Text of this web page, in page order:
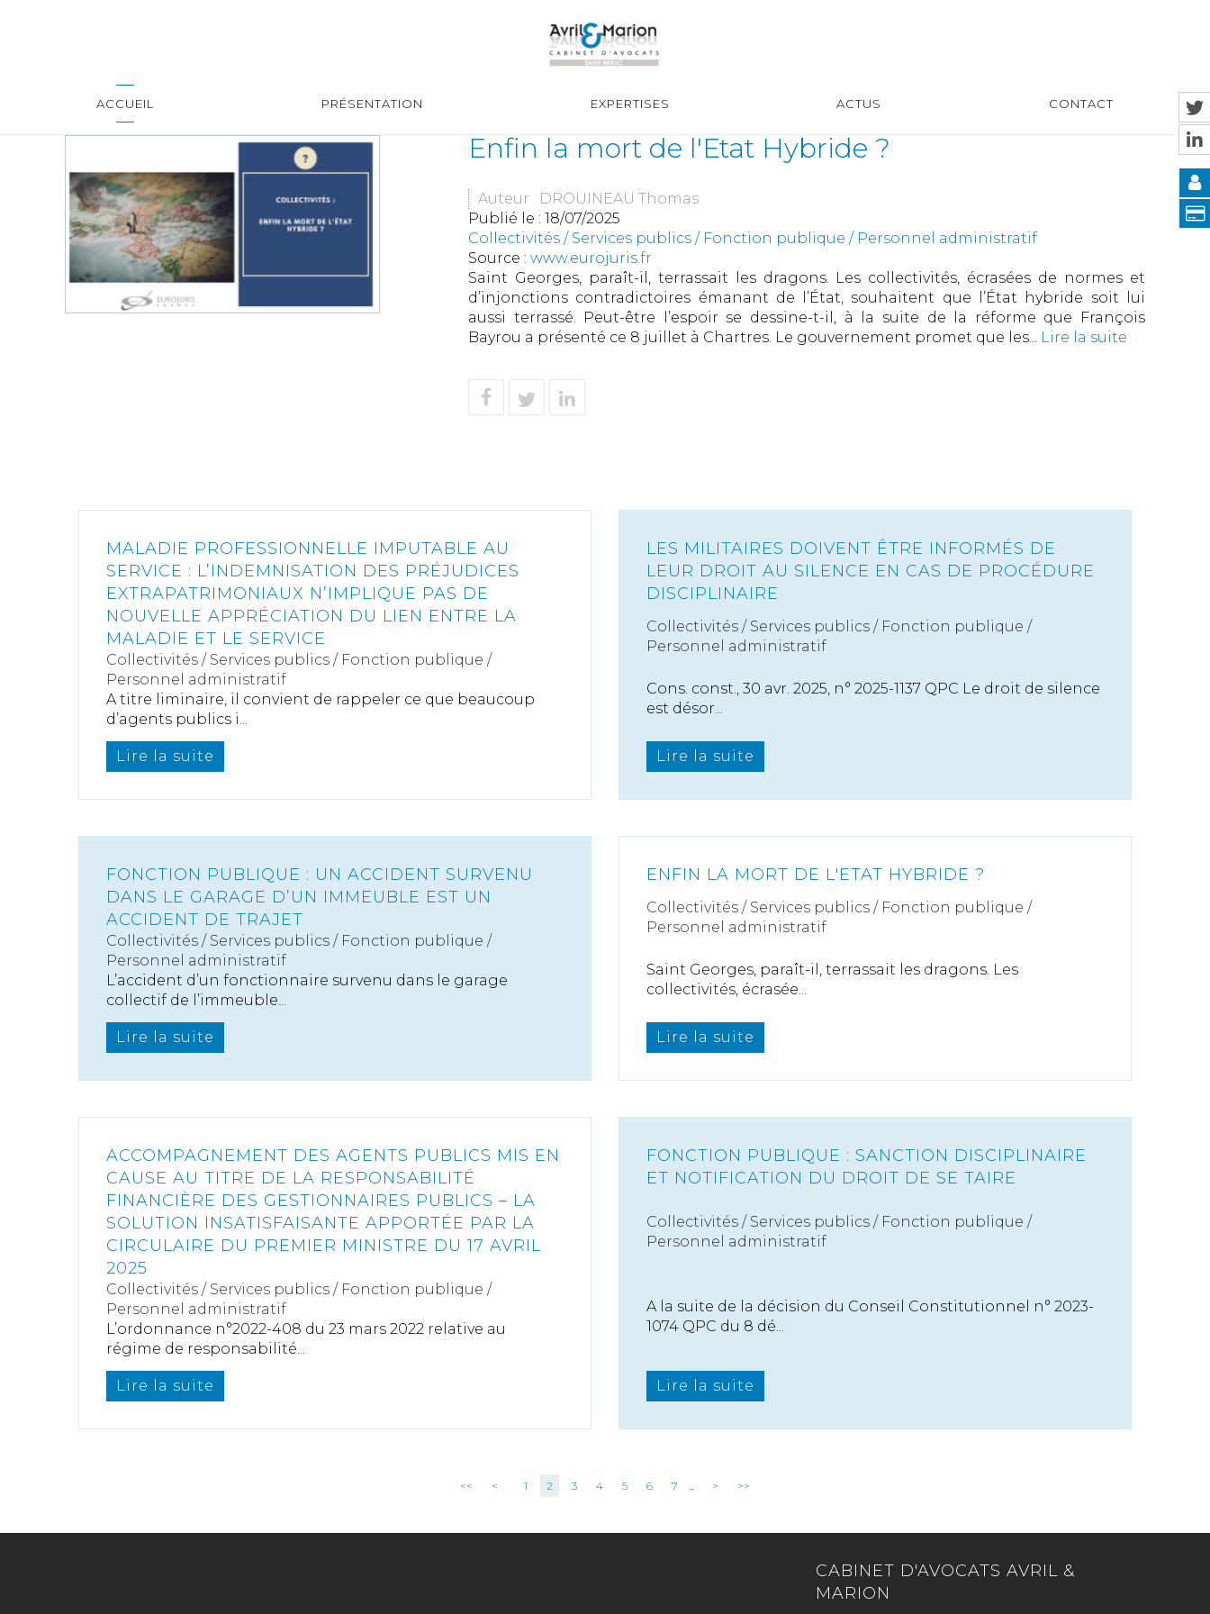
ACCUEIL PRÉSENTATION EXPERTISES ACTUS CONTACT
Enfin la mort de l'Etat Hybride ?
Auteur : DROUINEAU Thomas
Publié le : 18/07/2025
Collectivités / Services publics / Fonction publique / Personnel administratif
Source : www.eurojuris.fr
Saint Georges, paraît-il, terrassait les dragons. Les collectivités, écrasées de normes et
d’injonctions contradictoires émanant de l’État, souhaitent que l’État hybride soit lui
aussi terrassé. Peut-être l’espoir se dessine-t-il, à la suite de la réforme que François
Bayrou a présenté ce 8 juillet à Chartres. Le gouvernement promet que les... Lire la suite
MALADIE PROFESSIONNELLE IMPUTABLE AU
SERVICE : L’INDEMNISATION DES PRÉJUDICES
EXTRAPATRIMONIAUX N’IMPLIQUE PAS DE
NOUVELLE APPRÉCIATION DU LIEN ENTRE LA
MALADIE ET LE SERVICE
Collectivités / Services publics / Fonction publique /
Personnel administratif
A titre liminaire, il convient de rappeler ce que beaucoup
d’agents publics i...
Lire la suite
LES MILITAIRES DOIVENT ÊTRE INFORMÉS DE
LEUR DROIT AU SILENCE EN CAS DE PROCÉDURE
DISCIPLINAIRE
Collectivités / Services publics / Fonction publique /
Personnel administratif
Cons. const., 30 avr. 2025, n° 2025-1137 QPC Le droit de silence
est désor...
Lire la suite
FONCTION PUBLIQUE : UN ACCIDENT SURVENU
DANS LE GARAGE D’UN IMMEUBLE EST UN
ACCIDENT DE TRAJET
Collectivités / Services publics / Fonction publique /
Personnel administratif
L’accident d’un fonctionnaire survenu dans le garage
collectif de l’immeuble...
Lire la suite
ENFIN LA MORT DE L'ETAT HYBRIDE ?
Collectivités / Services publics / Fonction publique /
Personnel administratif
Saint Georges, paraît-il, terrassait les dragons. Les
collectivités, écrasée...
Lire la suite
ACCOMPAGNEMENT DES AGENTS PUBLICS MIS EN
CAUSE AU TITRE DE LA RESPONSABILITÉ
FINANCIÈRE DES GESTIONNAIRES PUBLICS – LA
SOLUTION INSATISFAISANTE APPORTÉE PAR LA
CIRCULAIRE DU PREMIER MINISTRE DU 17 AVRIL
2025
Collectivités / Services publics / Fonction publique /
Personnel administratif
L’ordonnance n°2022-408 du 23 mars 2022 relative au
régime de responsabilité...
Lire la suite
FONCTION PUBLIQUE : SANCTION DISCIPLINAIRE
ET NOTIFICATION DU DROIT DE SE TAIRE
Collectivités / Services publics / Fonction publique /
Personnel administratif
A la suite de la décision du Conseil Constitutionnel n° 2023-
1074 QPC du 8 dé...
Lire la suite
<< < 1 2 3 4 5 6 7 ... > >>
CABINET D'AVOCATS AVRIL &
MARION